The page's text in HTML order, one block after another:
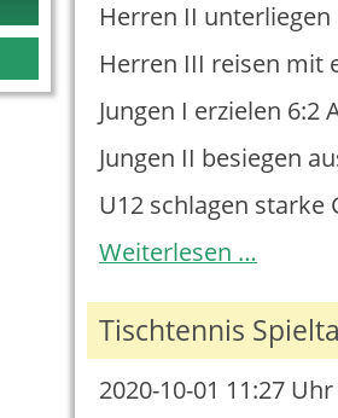
Herren II unterliegen
Herren III reisen mit
Jungen I erzielen 6:2
Jungen II besiegen
U12 schlagen starke
Weiterlesen …Spieltag
Tischtennis
2020-10-01 11:27 Uhr